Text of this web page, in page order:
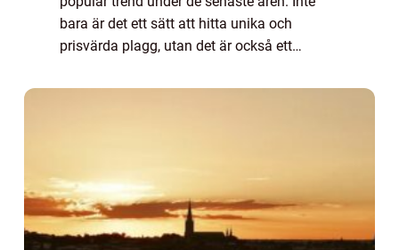
bara är det ett sätt att hitta unika och
prisvärda plagg, utan det är också ett